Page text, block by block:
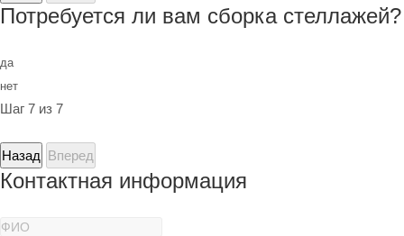
Потребуется ли вам сборка стеллажей?
да
нет
Шаг 7 из 7
Назад Вперед
Контактная информация